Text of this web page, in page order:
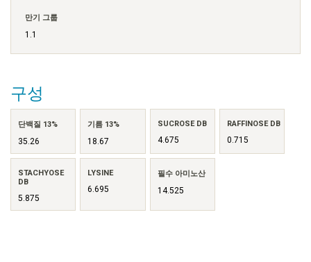
만기 그룹
1.1
구성
단백질 13%
35.26
기름 13%
18.67
SUCROSE DB
4.675
RAFFINOSE DB
0.715
STACHYOSE
DB
5.875
LYSINE
6.695
필수 아미노산
14.525